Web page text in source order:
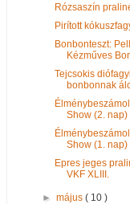
Rózsaszín
Pirított
Bonbonteszt:
Kézműves
Tejcsokis
bonbonnak
Show (2. nap)
Show (1. nap)
Epres jeges
VKF XLIII.
►május( 10 )